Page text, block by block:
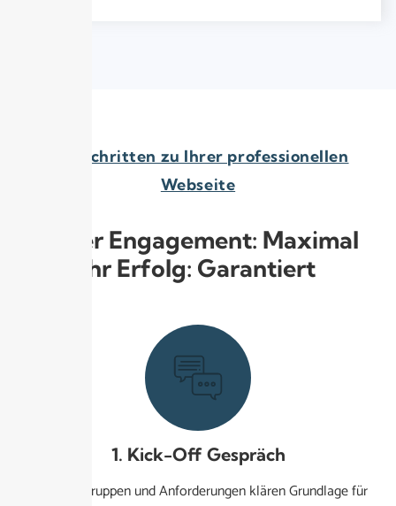
In 4 Schritten zu Ihrer professionellen
Webseite
Unser Engagement: Maximal
Ihr Erfolg: Garantiert
1. Kick-Off Gespräch
Ziele, Zielgruppen und Anforderungen klären Grundlage für